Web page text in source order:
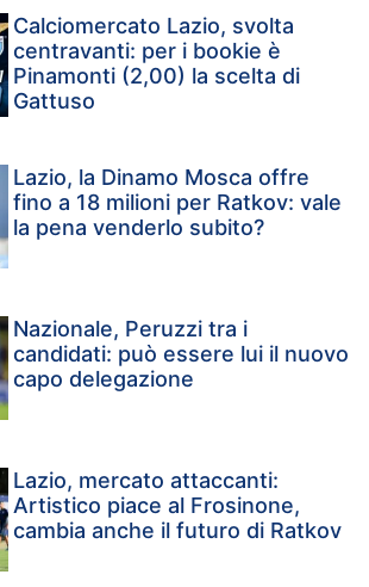
Calciomercato Lazio, svolta
centravanti: per i bookie è
Pinamonti (2,00) la scelta di
Gattuso
Lazio, la Dinamo Mosca offre
fino a 18 milioni per Ratkov: vale
la pena venderlo subito?
Nazionale, Peruzzi tra i
candidati: può essere lui il nuovo
capo delegazione
Lazio, mercato attaccanti:
Artistico piace al Frosinone,
cambia anche il futuro di Ratkov